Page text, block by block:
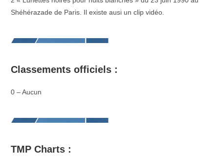
Shéhérazade de Paris. Il existe ausi un clip vidéo.
Classements officiels :
0 – Aucun
TMP Charts :